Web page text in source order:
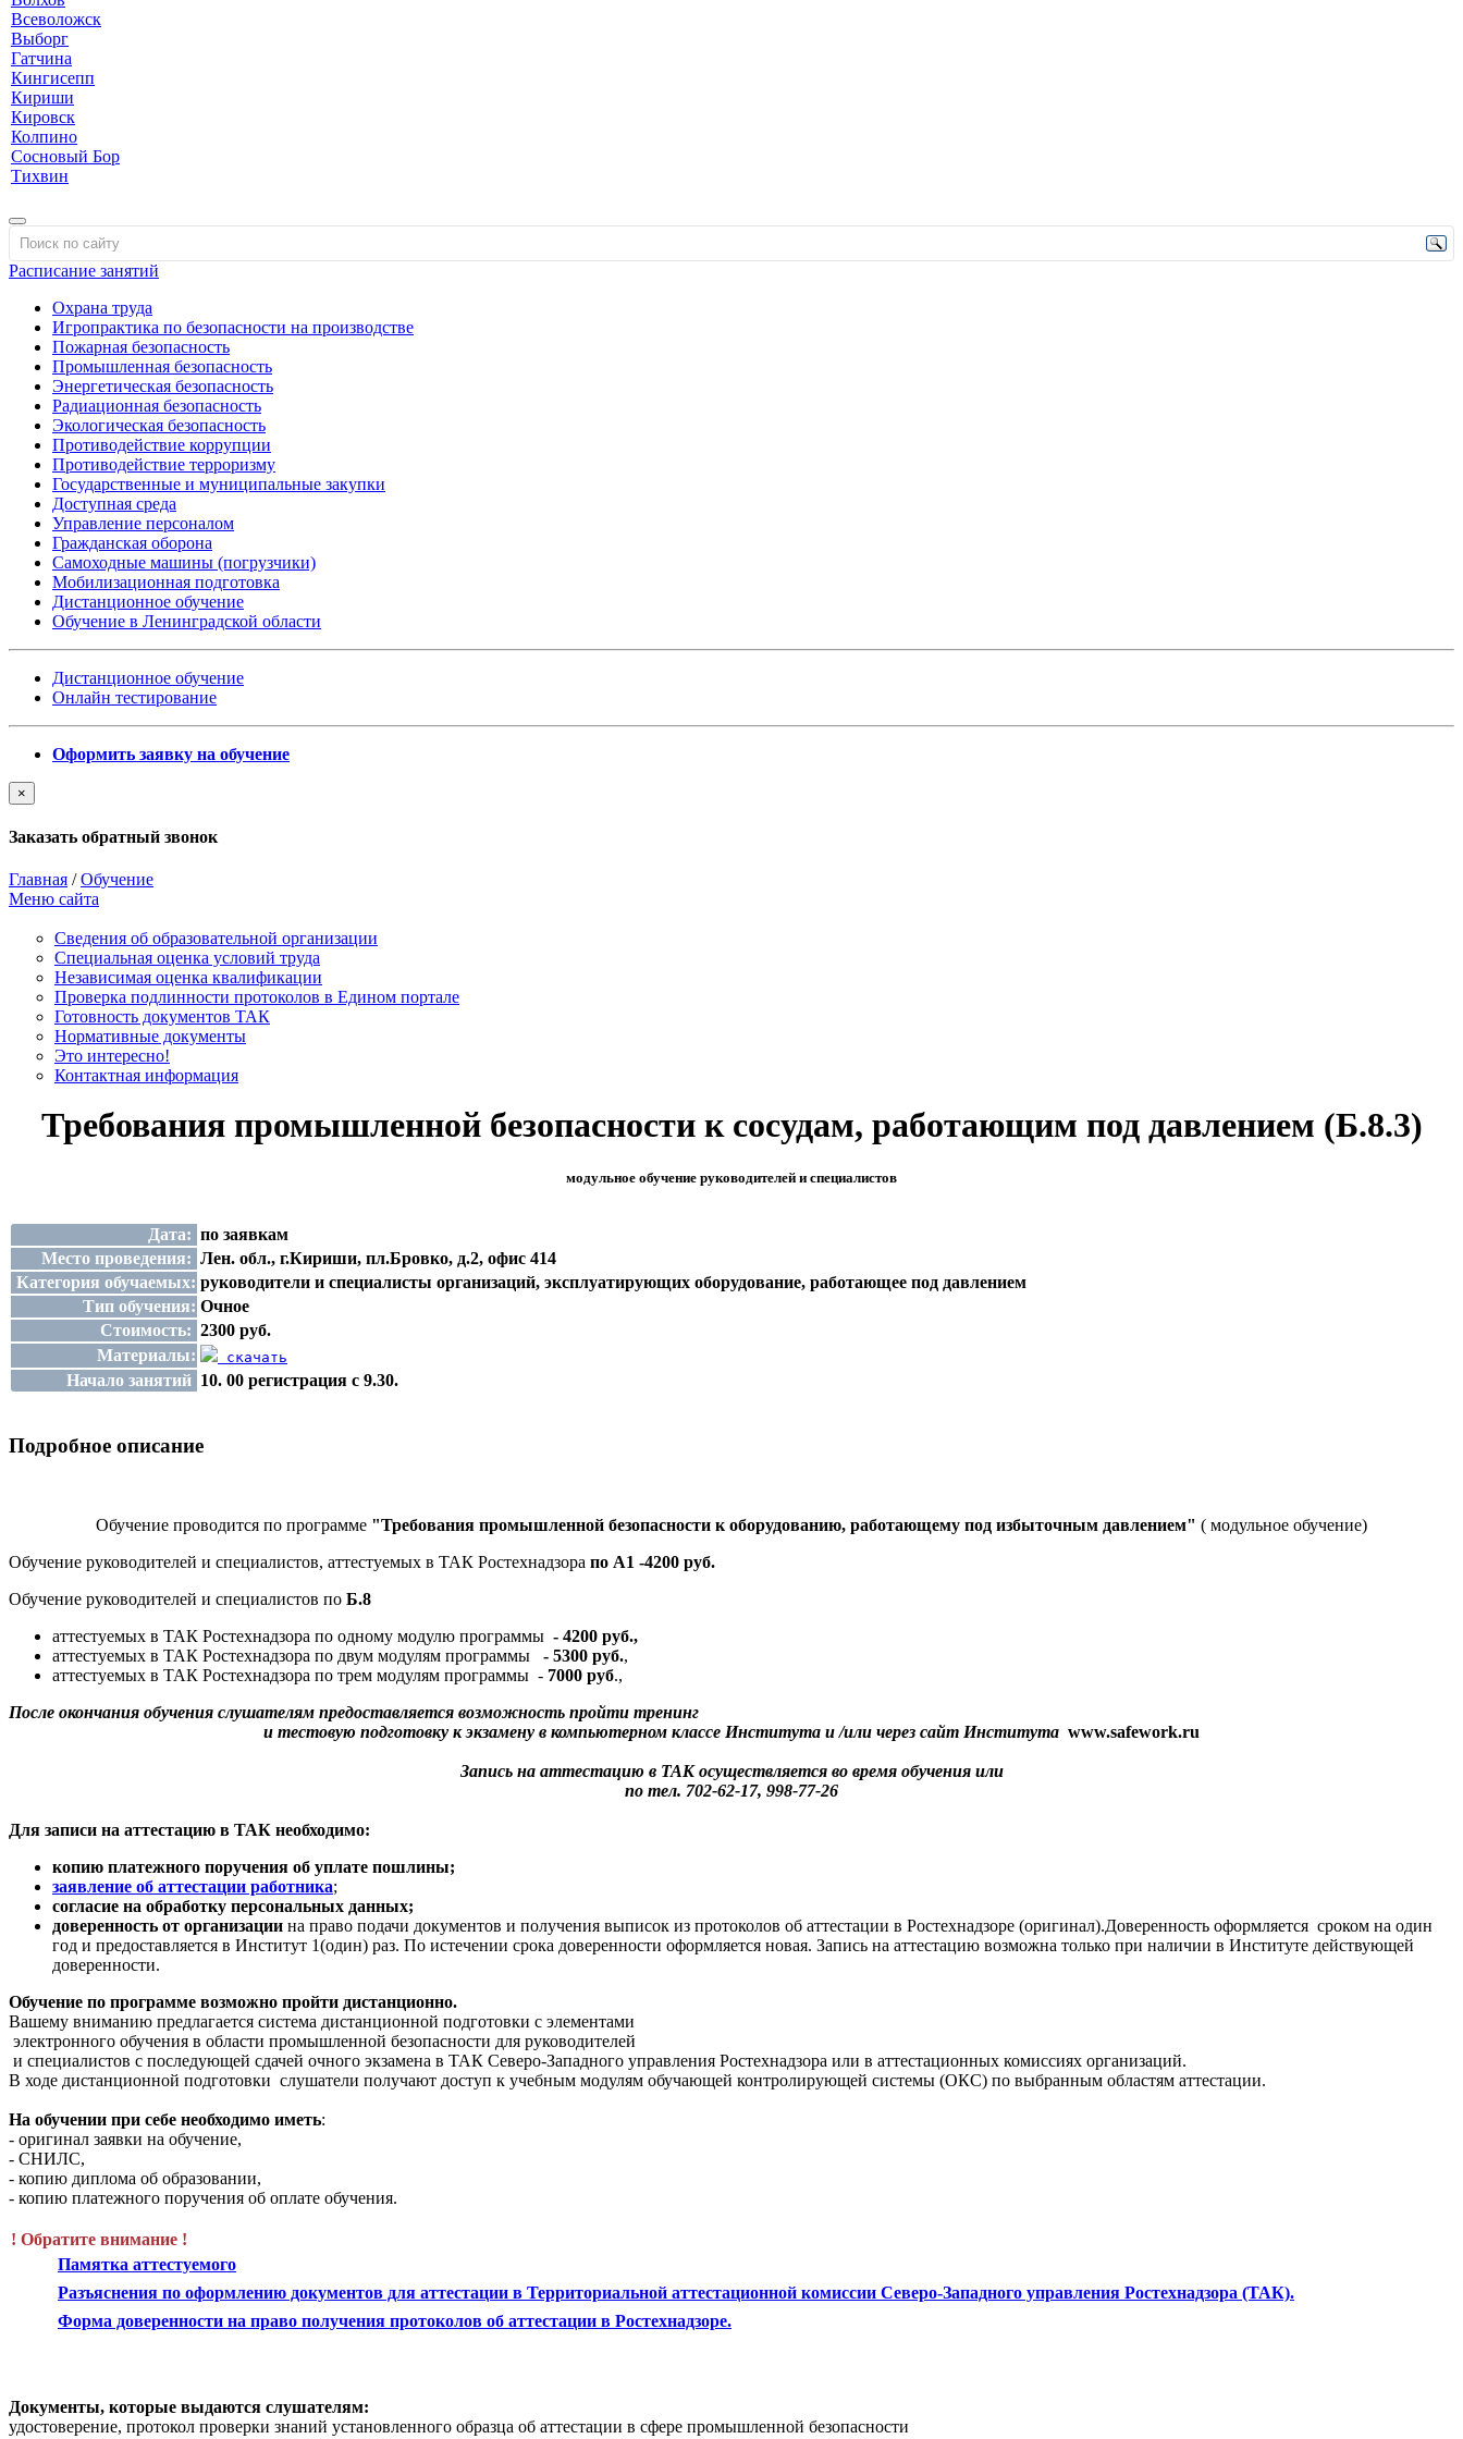
Всеволожск
Выборг
Гатчина
Кингисепп
Кириши
Кировск
Колпино
Сосновый Бор
Тихвин
Расписание занятий
Охрана труда
Игропрактика по безопасности на производстве
Пожарная безопасность
Промышленная безопасность
Энергетическая безопасность
Радиационная безопасность
Экологическая безопасность
Противодействие коррупции
Противодействие терроризму
Государственные и муниципальные закупки
Доступная среда
Управление персоналом
Гражданская оборона
Самоходные машины (погрузчики)
Мобилизационная подготовка
Дистанционное обучение
Обучение в Ленинградской области
Дистанционное обучение
Онлайн тестирование
Оформить заявку на обучение
×
Заказать обратный звонок
Главная /Обучение
Меню сайта
Сведения об образовательной организации
Cпециальная оценка условий труда
Независимая оценка квалификации
Проверка подлинности протоколов в Едином портале
Готовность документов ТАК
Нормативные документы
Это интересно!
Контактная информация
Требования промышленной безопасности к сосудам, работающим под давлением (Б.8.3)
модульное обучение руководителей и специалистов
Дата: по заявкам
Место проведения: Лен. обл., г.Кириши, пл.Бровко, д.2, офис 414
Категория обучаемых: руководители и специалисты организаций, эксплуатирующих оборудование, работающее под давлением
Тип обучения: Очное
Стоимость: 2300 руб.
Материалы:
скачать
Начало занятий 10. 00 регистрация с 9.30.
Подробное описание
Обучение проводится по программе "Требования промышленной безопасности к оборудованию, работающему под избыточным давлением" ( модульное обучение)
Обучение руководителей и специалистов, аттестуемых в ТАК Ростехнадзора по А1 -4200 руб.
Обучение руководителей и специалистов по Б.8
аттестуемых в ТАК Ростехнадзора по одному модулю программы - 4200 руб.,
аттестуемых в ТАК Ростехнадзора по двум модулям программы
- 5300 руб.,
аттестуемых в ТАК Ростехнадзора по трем модулям программы - 7000 руб.,
После окончания обучения слушателям предоставляется возможность пройти тренинг
и тестовую подготовку к экзамену в компьютерном классе Института и /или через сайт Института www.safework.ru
Запись на аттестацию в ТАК осуществляется во время обучения или
по тел. 702-62-17, 998-77-26
Для записи на аттестацию в ТАК необходимо:
копию платежного поручения об уплате пошлины;
заявление об аттестации работника;
cогласие на обработку персональных данных;
доверенность от организации на право подачи документов и получения выписок из протоколов об аттестации в Ростехнадзоре (оригинал).Доверенность оформляется сроком на один
год и предоставляется в Институт 1(один) раз. По истечении срока доверенности оформляется новая. Запись на аттестацию возможна только при наличии в Институте действующей
доверенности.
Обучение по программе возможно пройти дистанционно.
Вашему вниманию предлагается система дистанционной подготовки с элементами
электронного обучения в области промышленной безопасности для руководителей
и специалистов с последующей сдачей очного экзамена в ТАК Северо-Западного управления Ростехнадзора или в аттестационных комиссиях организаций.
В ходе дистанционной подготовки слушатели получают доступ к учебным модулям обучающей контролирующей системы (ОКС) по выбранным областям аттестации.
На обучении при себе необходимо иметь:
- оригинал заявки на обучение,
- СНИЛС,
- копию диплома об образовании,
- копию платежного поручения об оплате обучения.
! Обратите внимание !
Памятка аттестуемого
Разъяснения по оформлению документов для аттестации в Территориальной аттестационной комиссии Северо-Западного управления Ростехнадзора (ТАК).
Форма доверенности на право получения протоколов об аттестации в Ростехнадзоре.
Документы, которые выдаются слушателям:
удостоверение, протокол проверки знаний установленного образца об аттестации в сфере промышленной безопасности